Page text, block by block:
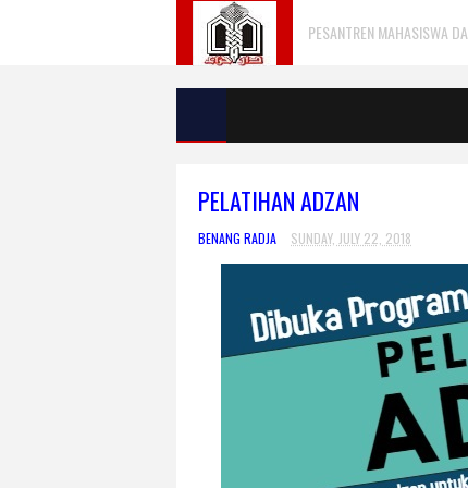
PESANTREN MAHASISWA
PELATIHAN ADZAN
BENANG RADJA SUNDAY, JULY 22, 2018